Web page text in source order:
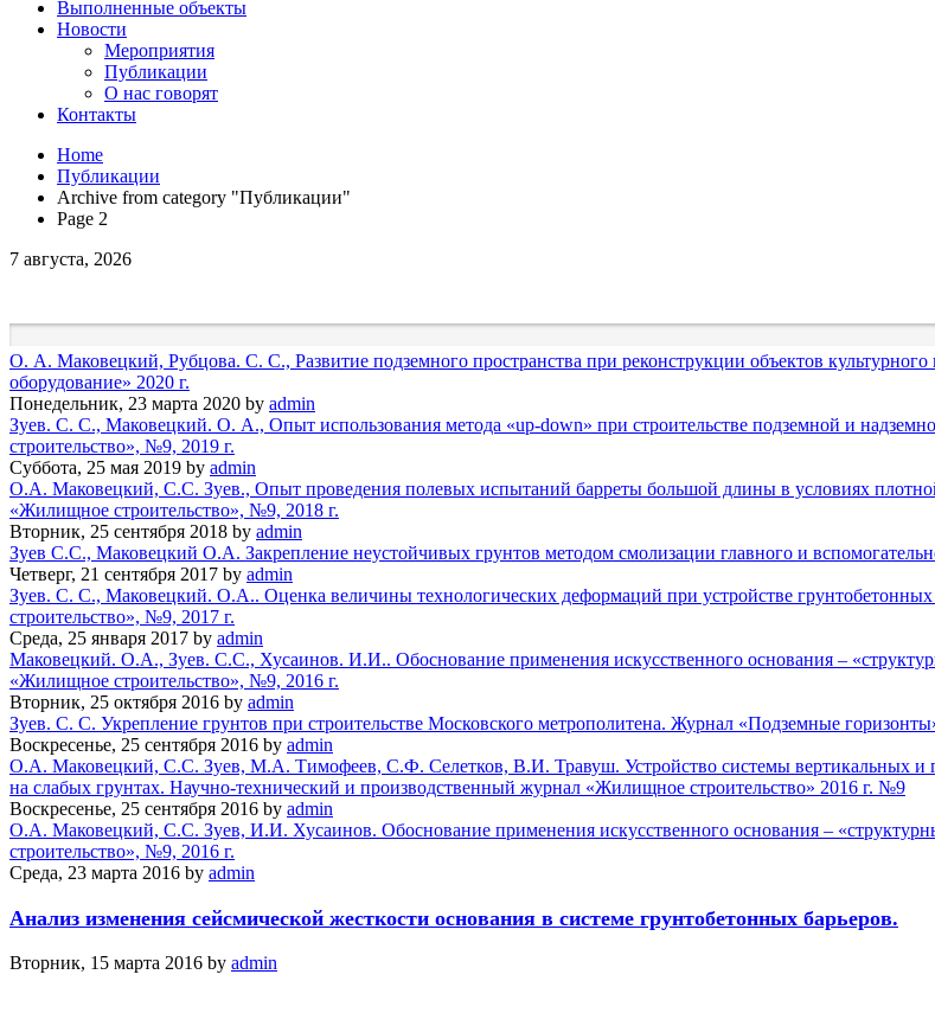
Выполненные объекты
Новости
Мероприятия
Публикации
О нас говорят
Контакты
Home
Публикации
Archive from category "Публикации"
Page 2
7 августа, 2026
О. А. Маковецкий, Рубцова. С. С., Развитие подземного пространства при реконструкции объектов
оборудование» 2020 г.
Понедельник, 23 марта 2020 by admin
Зуев. С. С., Маковецкий. О. А., Опыт использования метода «up-down» при строительстве подземной и
строительство», №9, 2019 г.
Суббота, 25 мая 2019 by admin
О.А. Маковецкий, С.С. Зуев., Опыт проведения полевых испытаний барреты большой длины в условиях
«Жилищное строительство», №9, 2018 г.
Вторник, 25 сентября 2018 by admin
Зуев С.С., Маковецкий О.А. Закрепление неустойчивых грунтов методом смолизации главного и
Четверг, 21 сентября 2017 by admin
Зуев. С. С., Маковецкий. О.А.. Оценка величины технологических деформаций при устройстве
строительство», №9, 2017 г.
Среда, 25 января 2017 by admin
Маковецкий. О.А., Зуев. С.С., Хусаинов. И.И.. Обоснование применения искусственного основания –
«Жилищное строительство», №9, 2016 г.
Вторник, 25 октября 2016 by admin
Зуев. С. С. Укрепление грунтов при строительстве Московского метрополитена. Журнал «Подземные
Воскресенье, 25 сентября 2016 by admin
О.А. Маковецкий, С.С. Зуев, М.А. Тимофеев, С.Ф. Селетков, В.И. Травуш. Устройство системы вертикальных и
на слабых грунтах. Научно-технический и производственный журнал «Жилищное строительство» 2016 г. №9
Воскресенье, 25 сентября 2016 by admin
О.А. Маковецкий, С.С. Зуев, И.И. Хусаинов. Обоснование применения искусственного основания –
строительство», №9, 2016 г.
Среда, 23 марта 2016 by admin
Анализ изменения сейсмической жесткости основания в системе грунтобетонных барьеров.
Вторник, 15 марта 2016 by admin